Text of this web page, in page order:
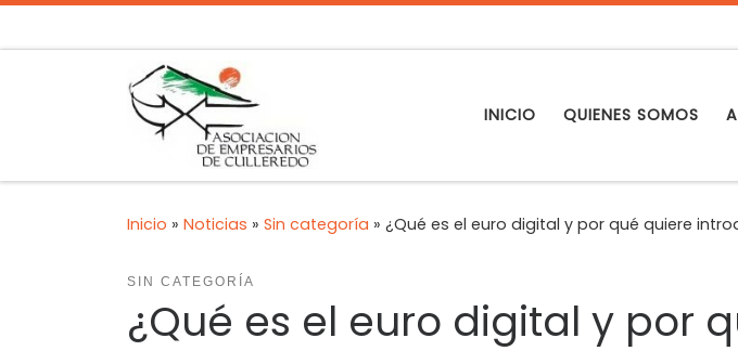
INICIO QUIENES SOMOS
Inicio » Noticias » Sin categoría » ¿Qué es el euro digital y por qué quiere
SIN CATEGORÍA
¿Qué es el euro digital y por